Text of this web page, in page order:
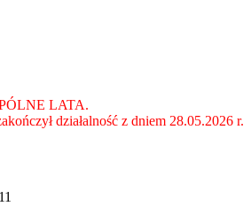
LATA.
działalność z dniem 28.05.2026 r.